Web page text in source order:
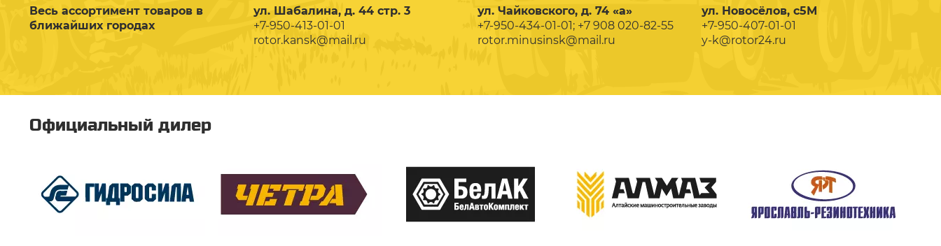
Весь ассортимент товаров в
ближайших городах
ул. Шабалина, д. 44 стр. 3
+7-950-413-01-01
rotor.kansk@mail.ru
ул. Чайковского, д. 74 «а»
+7-950-434-01-01; +7 908 020-82-55
rotor.minusinsk@mail.ru
ул. Новосёлов, с5М
+7-950-407-01-01
y-k@rotor24.ru
Официальный дилер